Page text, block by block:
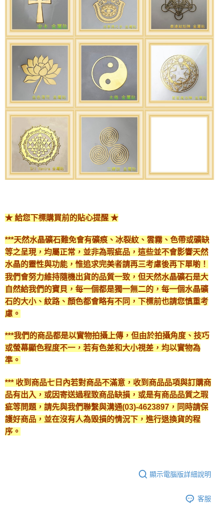
★ 給您下標購買前的貼心提醒 ★
***天然水晶礦石難免會有礦痕、冰裂紋、雲霧、色帶或礦缺
等之呈現，均屬正常，並非為瑕疵品，這些並不會影響天然
水晶的靈性與功能，惟追求完美者請再三考慮後再下單喲！
我們會努力維持隨機出貨的品質一致，但天然水晶礦石是大
自然給我們的寶貝，每一個都是獨一無二的，每一個水晶礦
石的大小、紋路、顏色都會略有不同，下標前也請您慎重考
慮。
***我們的商品都是以實物拍攝上傳，但由於拍攝角度、技巧
或螢幕顯色程度不一，若有色差和大小視差，均以實物為
準。
*** 收到商品七日內若對商品不滿意，收到商品品項與訂購商
品有出入，或因寄送過程致商品缺損，或是有商品品質之瑕
疵等問題，請先與我們聯繫與溝通(03)-4623897，同時請保
護好商品，並在沒有人為毀損的情況下，進行退換貨的程
序。
顯示電腦版詳細說明
客服